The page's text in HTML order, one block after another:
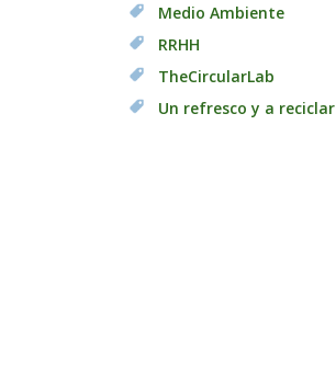
Medio Ambiente
RRHH
TheCircularLab
Un refresco y a reciclar